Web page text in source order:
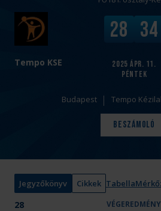
Tempo KSE
v
s
.
2025 ápr. 11.
péntek
V
é
e
r
e
d
m
é
n
:
28 34
Budapest Tempo
Beszámoló
Jegyzőkönyv Cikkek Tabella
28 VÉGEREDMÉNY